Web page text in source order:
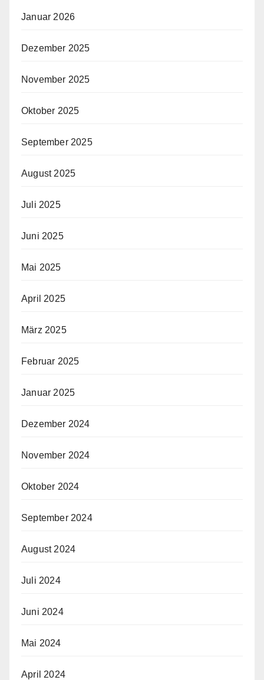
Januar 2026
Dezember 2025
November 2025
Oktober 2025
September 2025
August 2025
Juli 2025
Juni 2025
Mai 2025
April 2025
März 2025
Februar 2025
Januar 2025
Dezember 2024
November 2024
Oktober 2024
September 2024
August 2024
Juli 2024
Juni 2024
Mai 2024
April 2024